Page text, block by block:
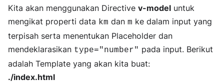
Kita akan menggunakan Directive v-model untuk
mengikat properti data km dan m ke dalam input yang
terpisah serta menentukan Placeholder dan
mendeklarasikan type="number" pada input. Berikut
adalah Template yang akan kita buat:
./index.html